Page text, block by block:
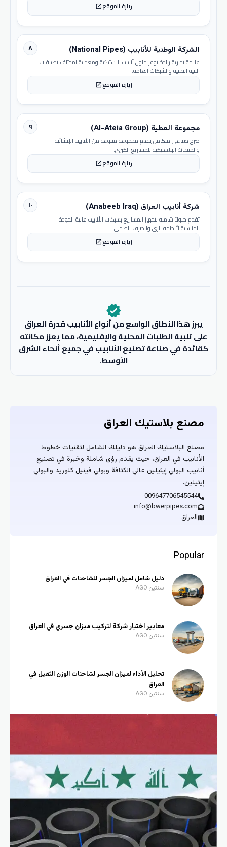
زيارة الموقعopen_in_new
٨ الشركة الوطنية للأنابيب (National Pipes)
علامة تجارية رائدة توفر حلول أنابيب بلاستيكية ومعدنية لمختلف تطبيقات
البنية التحتية والشبكات العامة.
زيارة الموقعopen_in_new
٩ مجموعة العطية (Al-Ateia Group)
صرح صناعي متكامل يقدم مجموعة متنوعة من الأنابيب الإنشائية
والمنتجات البلاستيكية للمشاريع الكبرى.
زيارة الموقعopen_in_new
١٠ شركة أنابيب العراق (Anabeeb Iraq)
تقدم حلولاً شاملة لتجهيز المشاريع بشبكات الأنابيب عالية الجودة
المناسبة لأنظمة الري والصرف الصحي.
زيارة الموقعopen_in_new
verified
يبرز هذا النطاق الواسع من أنواع الأنابيب قدرة العراق
على تلبية الطلبات المحلية والإقليمية، مما يعزز مكانته
كقائدة في صناعة تصنيع الأنابيب في جميع أنحاء الشرق
الأوسط.
مصنع بلاستيك العراق
مصنع البلاستيك العراق هو دليلك الشامل لتقنيات خطوط
الأنابيب في العراق، حيث يقدم رؤى شاملة وخبرة في تصنيع
أنابيب البولي إيثيلين عالي الكثافة وبولي فينيل كلوريد والبولي
إيثيلين.
009647706545544
info@bwerpipes.com
العراق
Popular
دليل شامل لميزان الجسر للشاحنات في العراق
سنتين AGO
معايير اختيار شركة لتركيب ميزان جسري في العراق
سنتين AGO
تحليل الأداء لميزان الجسر لشاحنات الوزن الثقيل في
العراق
سنتين AGO